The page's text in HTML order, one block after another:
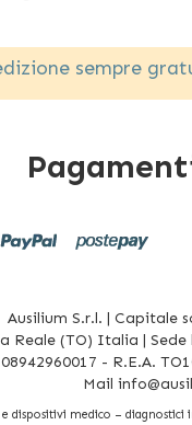
sempre
Ausilium S.r.l. | Capitale
Reale (TO) Italia |
- R.E.A.
Mail
dispositivi medico –